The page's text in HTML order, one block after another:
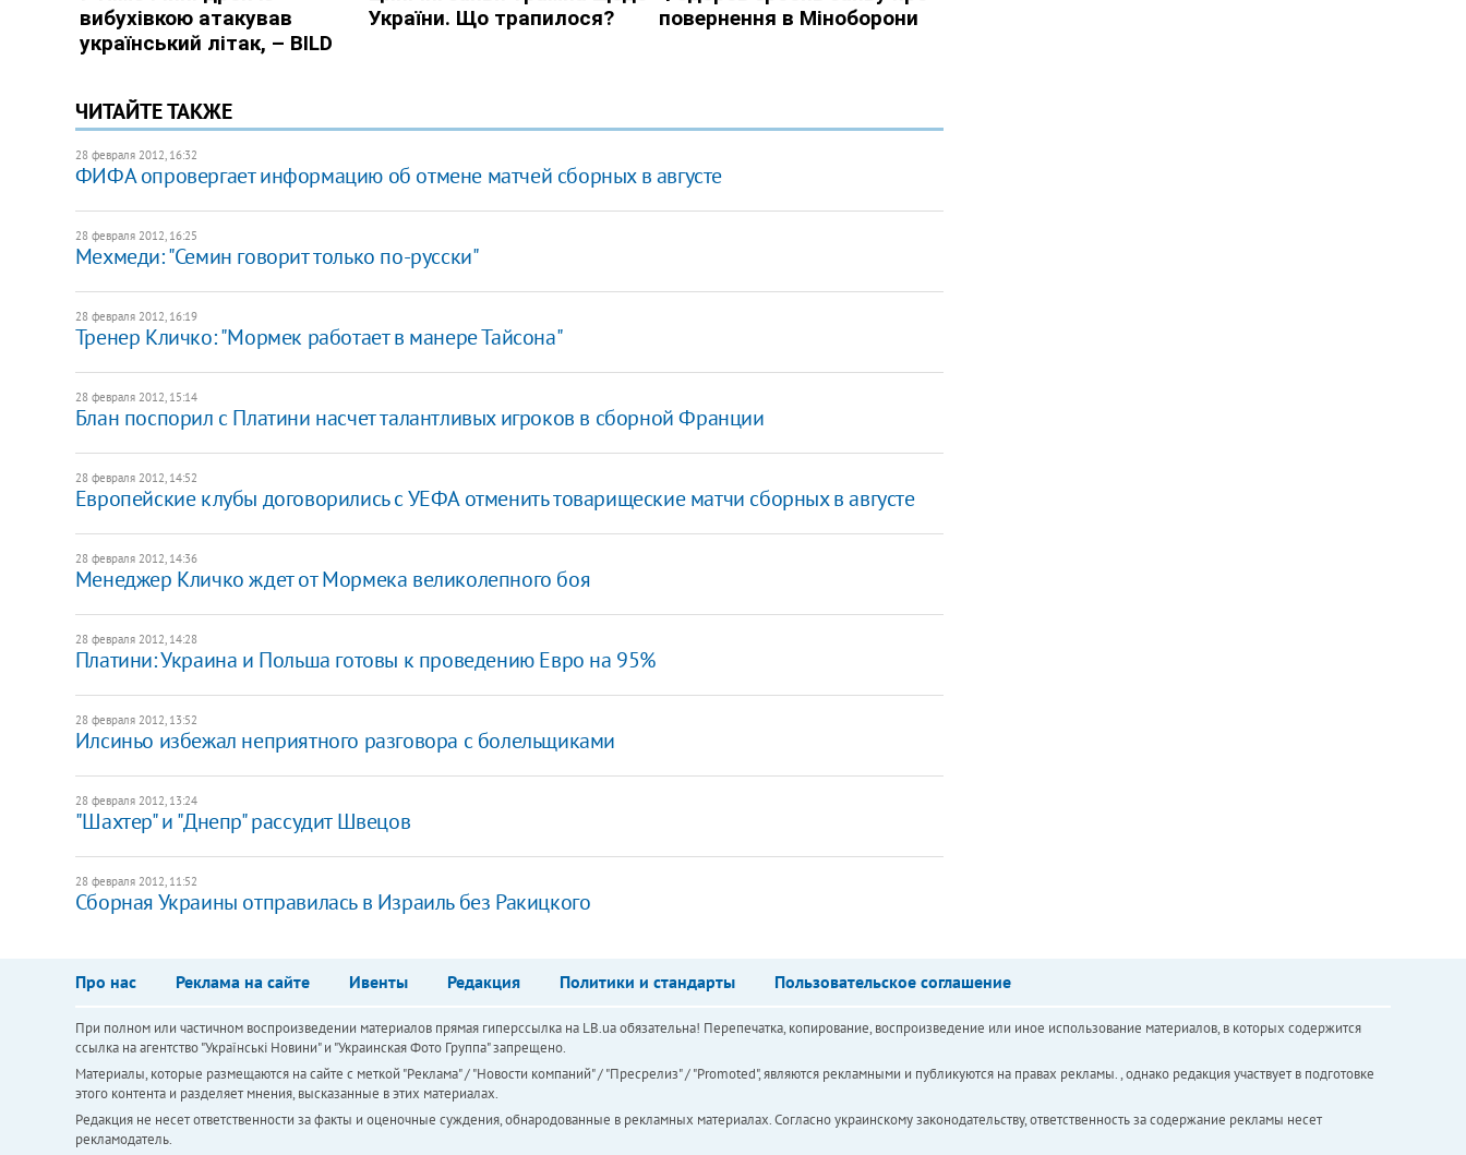
ЧИТАЙТЕ ТАКЖЕ
28 февраля 2012, 16:32
ФИФА опровергает информацию об отмене матчей сборных в августе
28 февраля 2012, 16:25
Мехмеди: "Семин говорит только по-русски"
28 февраля 2012, 16:19
Тренер Кличко: "Мормек работает в манере Тайсона"
28 февраля 2012, 15:14
Блан поспорил с Платини насчет талантливых игроков в сборной Франции
28 февраля 2012, 14:52
Европейские клубы договорились с УЕФА отменить товарищеские матчи сборных в августе
28 февраля 2012, 14:36
Менеджер Кличко ждет от Мормека великолепного боя
28 февраля 2012, 14:28
Платини: Украина и Польша готовы к проведению Евро на 95%
28 февраля 2012, 13:52
Илсиньо избежал неприятного разговора с болельщиками
28 февраля 2012, 13:24
"Шахтер" и "Днепр" рассудит Швецов
28 февраля 2012, 11:52
Сборная Украины отправилась в Израиль без Ракицкого
Про нас Реклама на сайте Ивенты Редакция Политики и стандарты Пользовательское соглашение
При полном или частичном воспроизведении материалов прямая гиперссылка на LB.ua обязательна! Перепечатка, копирование, воспроизведение или иное использование материалов, в которых содержится
ссылка на агентство "Українськi Новини" и "Украинская Фото Группа" запрещено.
Материалы, которые размещаются на сайте с меткой "Реклама" / "Новости компаний" / "Пресрелиз" / "Promoted", являются рекламными и публикуются на правах рекламы. , однако редакция участвует в подготовке
этого контента и разделяет мнения, высказанные в этих материалах.
Редакция не несет ответственности за факты и оценочные суждения, обнародованные в рекламных материалах. Согласно украинскому законодательству, ответственность за содержание рекламы несет
рекламодатель.